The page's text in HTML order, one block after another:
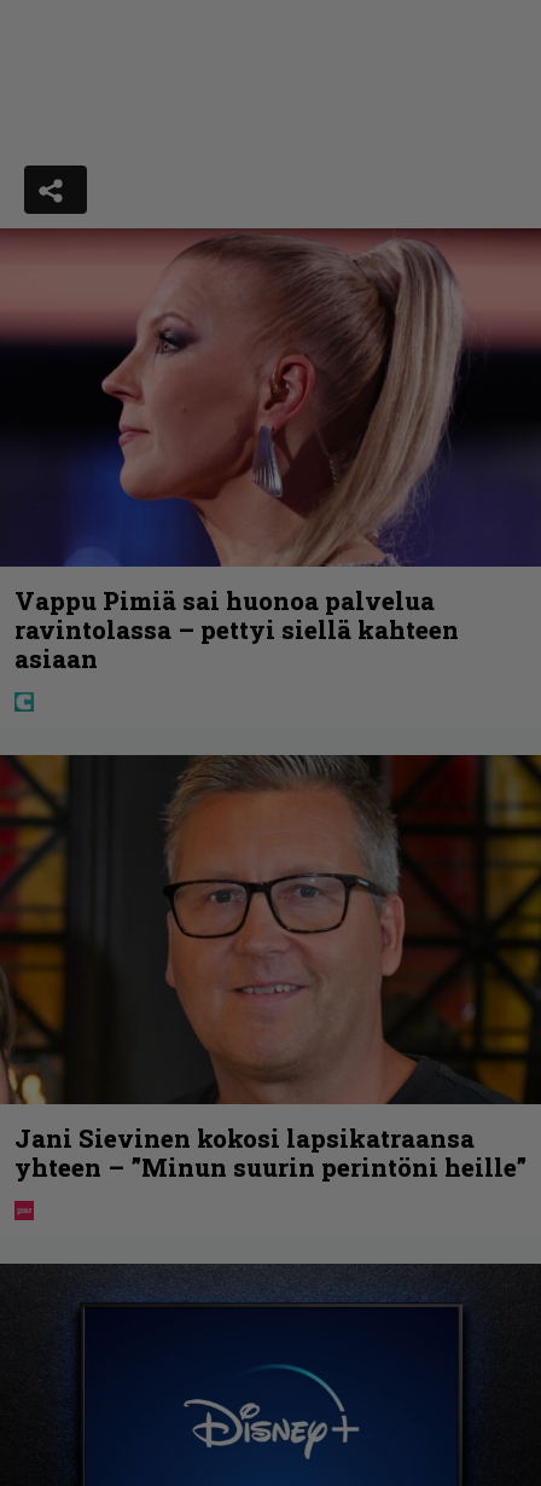
Vappu Pimiä sai huonoa palvelua
ravintolassa – pettyi siellä kahteen
asiaan
Jani Sievinen kokosi lapsikatraansa
yhteen – ”Minun suurin perintöni heille”